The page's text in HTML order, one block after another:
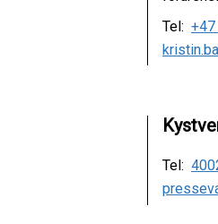
Tel:
Tel: